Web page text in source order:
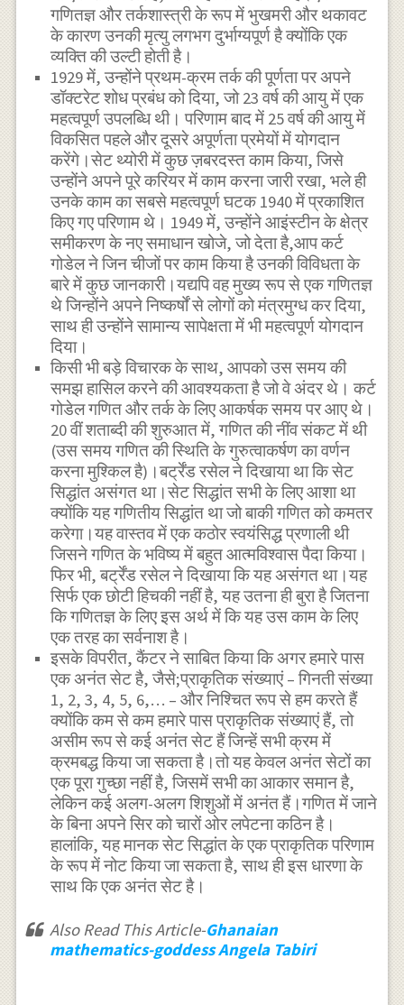
गणितज्ञ और तर्कशास्त्री के रूप में भुखमरी और थकावट
के कारण उनकी मृत्यु लगभग दुर्भाग्यपूर्ण है क्योंकि एक
व्यक्ति की उल्टी होती है।
1929 में, उन्होंने प्रथम-क्रम तर्क की पूर्णता पर अपने
डॉक्टरेट शोध प्रबंध को दिया, जो 23 वर्ष की आयु में एक
महत्वपूर्ण उपलब्धि थी। परिणाम बाद में 25 वर्ष की आयु में
विकसित पहले और दूसरे अपूर्णता प्रमेयों में योगदान
करेंगे।सेट थ्योरी में कुछ ज़बरदस्त काम किया, जिसे
उन्होंने अपने पूरे करियर में काम करना जारी रखा, भले ही
उनके काम का सबसे महत्वपूर्ण घटक 1940 में प्रकाशित
किए गए परिणाम थे। 1949 में, उन्होंने आइंस्टीन के क्षेत्र
समीकरण के नए समाधान खोजे, जो देता है,आप कर्ट
गोडेल ने जिन चीजों पर काम किया है उनकी विविधता के
बारे में कुछ जानकारी।यद्यपि वह मुख्य रूप से एक गणितज्ञ
थे जिन्होंने अपने निष्कर्षों से लोगों को मंत्रमुग्ध कर दिया,
साथ ही उन्होंने सामान्य सापेक्षता में भी महत्वपूर्ण योगदान
दिया।
किसी भी बड़े विचारक के साथ, आपको उस समय की
समझ हासिल करने की आवश्यकता है जो वे अंदर थे। कर्ट
गोडेल गणित और तर्क के लिए आकर्षक समय पर आए थे।
20 वीं शताब्दी की शुरुआत में, गणित की नींव संकट में थी
(उस समय गणित की स्थिति के गुरुत्वाकर्षण का वर्णन
करना मुश्किल है)।बर्ट्रेंड रसेल ने दिखाया था कि सेट
सिद्धांत असंगत था।सेट सिद्धांत सभी के लिए आशा था
क्योंकि यह गणितीय सिद्धांत था जो बाकी गणित को कमतर
करेगा।यह वास्तव में एक कठोर स्वयंसिद्ध प्रणाली थी
जिसने गणित के भविष्य में बहुत आत्मविश्वास पैदा किया।
फिर भी, बर्ट्रेंड रसेल ने दिखाया कि यह असंगत था।यह
सिर्फ एक छोटी हिचकी नहीं है, यह उतना ही बुरा है जितना
कि गणितज्ञ के लिए इस अर्थ में कि यह उस काम के लिए
एक तरह का सर्वनाश है।
इसके विपरीत, कैंटर ने साबित किया कि अगर हमारे पास
एक अनंत सेट है, जैसे;प्राकृतिक संख्याएं – गिनती संख्या
1, 2, 3, 4, 5, 6,… – और निश्चित रूप से हम करते हैं
क्योंकि कम से कम हमारे पास प्राकृतिक संख्याएं हैं, तो
असीम रूप से कई अनंत सेट हैं जिन्हें सभी क्रम में
क्रमबद्ध किया जा सकता है।तो यह केवल अनंत सेटों का
एक पूरा गुच्छा नहीं है, जिसमें सभी का आकार समान है,
लेकिन कई अलग-अलग शिशुओं में अनंत हैं।गणित में जाने
के बिना अपने सिर को चारों ओर लपेटना कठिन है।
हालांकि, यह मानक सेट सिद्धांत के एक प्राकृतिक परिणाम
के रूप में नोट किया जा सकता है, साथ ही इस धारणा के
साथ कि एक अनंत सेट है।
Also Read This Article-Ghanaian
mathematics-goddess Angela Tabiri